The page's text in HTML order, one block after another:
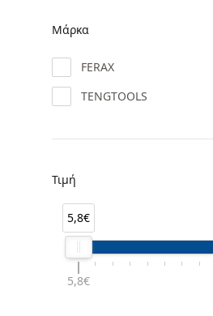
Μάρκα
FERAX
TENGTOOLS
Τιμή
5,8€
5,8€